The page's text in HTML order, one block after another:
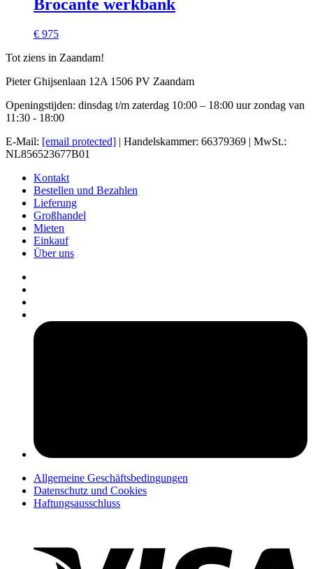
Brocante werkbank
€ 975
Tot ziens in Zaandam!
Pieter Ghijsenlaan 12A 1506 PV Zaandam
Openingstijden: dinsdag t/m zaterdag 10:00 – 18:00 uur zondag van
11:30 - 18:00
E-Mail: [email protected] | Handelskammer: 66379369 | MwSt.:
NL856523677B01
Kontakt
Bestellen und Bezahlen
Lieferung
Großhandel
Mieten
Einkauf
Über uns
Allgemeine Geschäftsbedingungen
Datenschutz und Cookies
Haftungsausschluss